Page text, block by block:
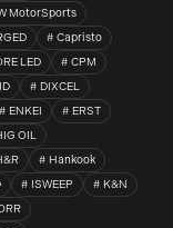
MotorSports
Capristo
LED
CPM
DIXCEL
ENKEI
ERST
OIL
Hankook
ISWEEP
K&N